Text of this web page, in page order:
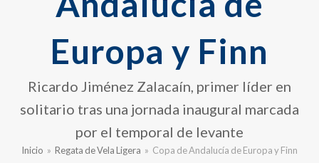
Europa y Finn
Ricardo Jiménez Zalacaín, primer líder en
solitario tras una jornada inaugural marcada
por el temporal de levante
Inicio » Regata de Vela Ligera » Copa de Andalucía de Europa y Finn